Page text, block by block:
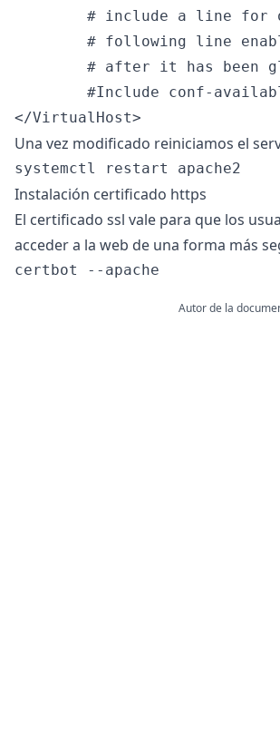
# include a line for
# following line
# after it has been
#Include conf-
Una vez modificado reiniciamos el
Instalación certificado https
El certificado ssl vale para que los
acceder a la web de una forma más
Autor de la